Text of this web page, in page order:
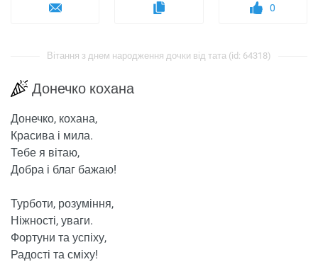
0
Вітання з днем ​​народження дочки від тата (id: 64318)
Донечко кохана
Донечко, кохана,
Красива і мила.
Тебе я вітаю,
Добра і благ бажаю!
Турботи, розуміння,
Ніжності, уваги.
Фортуни та успіху,
Радості та сміху!